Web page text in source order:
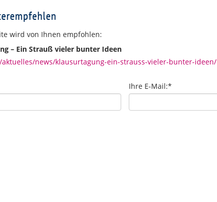
wird von Ihnen empfohlen:
– Ein Strauß vieler bunter Ideen
aktuelles/news/klausurtagung-ein-strauss-vieler-bunter-ideen/
Ihre E-Mail:*